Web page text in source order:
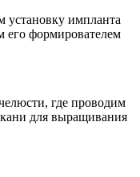
установку импланта
его формирователем
где проводим
для выращивания